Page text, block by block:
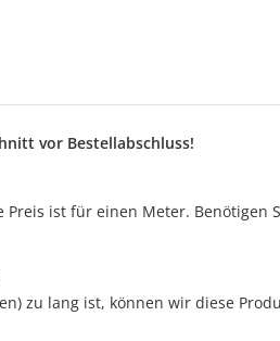
vor Bestellabschluss!
ist für einen Meter.
zu lang ist, können wir diese